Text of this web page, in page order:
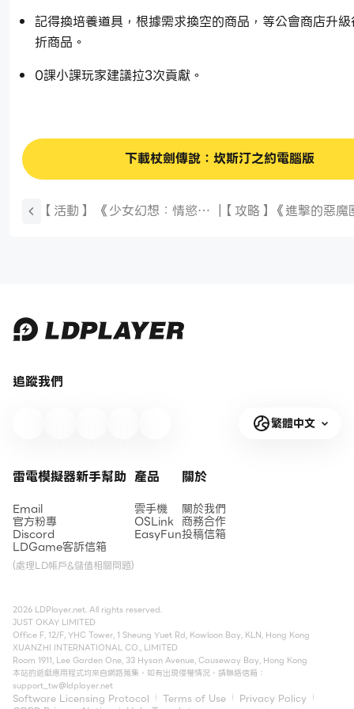
記得換培養道具，根據需求換空的商品，等公會商店升
折商品。
0課小課玩家建議拉3次貢獻。
下載杖劍傳說：坎斯汀之約電腦版
【活動】 《少女幻想：情慾》 | 【攻略】《進擊的惡魔
追蹤我們
繁體中文
雷電模擬器新手幫助
Email
官方粉專
Discord
LDGame客訴信箱
(處理LD帳戶&儲值相關問題)
產品
雲手機
OSLink
EasyFun
關於
關於我們
商務合作
投稿信箱
2026 LDPlayer.net. All rights reserved.
JUST OKAY LIMITED
Office F, 12/F, YHC Tower, 1 Sheung Yuet Rd, Kowloon Bay, KLN, Hong Kong
XUANZHI INTERNATIONAL CO., LIMITED
Room 1911, Lee Garden One, 33 Hysan Avenue, Causeway Bay, Hong Kong
本站的遊戲應用程式均來自網路蒐集，如有出現侵權情況，請聯絡信箱：
support_tw@ldplayer.net
Software Licensing Protocol Terms of Use
Privacy Policy